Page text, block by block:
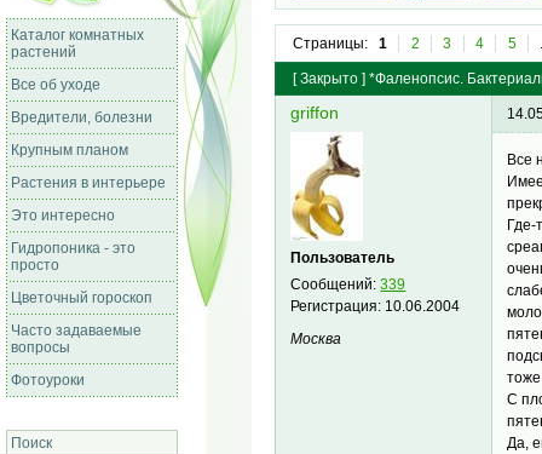
Каталог комнатных
растений
Все об уходе
Вредители, болезни
Крупным планом
Растения в интерьере
Это интересно
Гидропоника - это
просто
Цветочный гороскоп
Часто задаваемые
вопросы
Фотоуроки
Поиск
Страницы: 1 2 3 4 5
[Закрыто] *Фаленопсис.
griffon
Пользователь
Сообщений:339
Регистрация: 10.06.2004
Москва
Все
Где-
С
Да,